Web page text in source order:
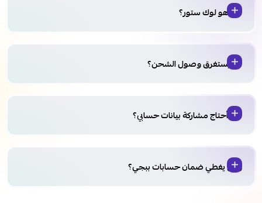
من هو لوك ستور؟
كم يستغرق وصول الشحن؟
هل أحتاج مشاركة بيانات حسابي؟
وش يغطي ضمان حسابات ببجي؟